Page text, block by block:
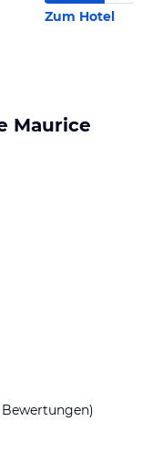
Zum Hotel
Maurice
Bewertungen)